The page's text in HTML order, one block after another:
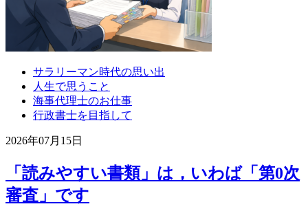
サラリーマン時代の思い出
人生で思うこと
海事代理士のお仕事
行政書士を目指して
2026年07月15日
「読みやすい書類」は，いわば「第0次
審査」です